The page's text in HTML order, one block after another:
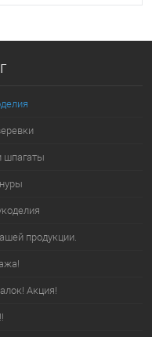
шпагаты
продукции.
Акция!